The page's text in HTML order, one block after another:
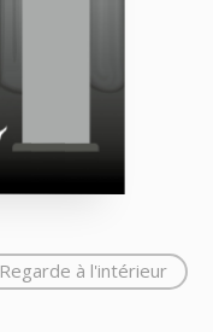
Regarde à l'intérieur